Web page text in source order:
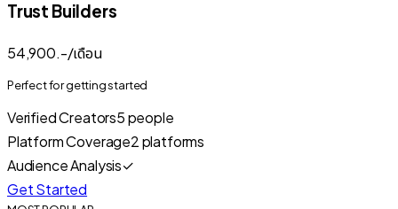
Trust Builders
54,900.-/เดือน
Perfect for getting started
Verified Creators5people
Platform Coverage2platforms
Audience Analysis✓
Get Started